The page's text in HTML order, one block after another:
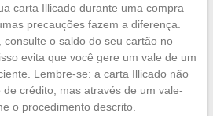
carta Illicado durante uma compra
precauções fazem a diferença.
o saldo do seu cartão no
evita que você gere um vale de um
Lembre-se: a carta Illicado não
crédito, mas através de um vale-
o procedimento descrito.